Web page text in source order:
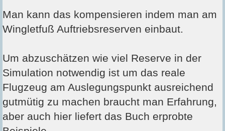
Man kann das kompensieren indem man am
Wingletfuß Auftriebsreserven einbaut.
Um abzuschätzen wie viel Reserve in der
Simulation notwendig ist um das reale
Flugzeug am Auslegungspunkt ausreichend
gutmütig zu machen braucht man Erfahrung,
aber auch hier liefert das Buch erprobte